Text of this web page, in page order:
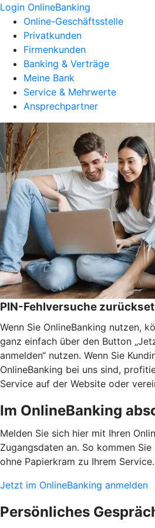
Login OnlineBanking
Online-Geschäftsstelle
Privatkunden
Firmenkunden
Banking & Verträge
Meine Bank
Service & Mehrwerte
Ansprechpartner
PIN-Fehlversuche
Wenn Sie OnlineBanking nutzen,
ganz einfach über den Button
anmelden“ nutzen. Wenn Sie
OnlineBanking bei uns sind,
Service auf der Website oder
Im OnlineBanking
Melden Sie sich hier mit Ihren
Zugangsdaten an. So kommen
ohne Papierkram zu Ihrem Service.
Jetzt im OnlineBanking anmelden
Persönliches